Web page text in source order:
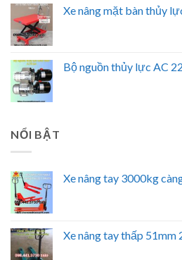
Xe nâng mặt bàn thủy
Bộ nguồn thủy lực AC
NỔI BẬT
Xe nâng tay 3000kg
Xe nâng tay thấp 51mm